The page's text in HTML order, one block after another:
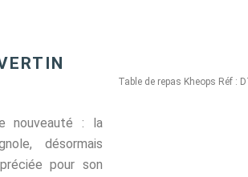
nouveauté : la
désormais
pour son
Table de repas Kheops Réf :